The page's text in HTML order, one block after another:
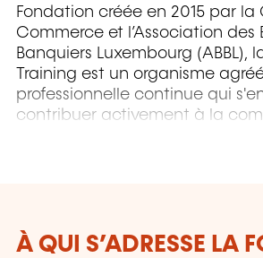
Fondation créée en 2015 par
Commerce et l’Association des
Banquiers Luxembourg (ABBL),
Training est un organisme
professionnelle continue qui
contribuer activement à la
les compétences de ceux qui
À QUI S’ADRESSE LA